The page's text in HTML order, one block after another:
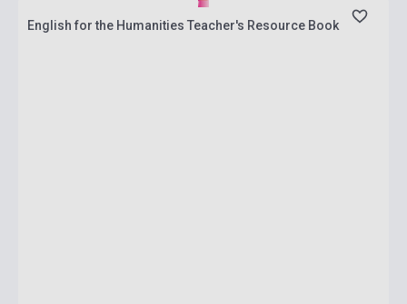
English for the Humanities Teacher's Resource Book